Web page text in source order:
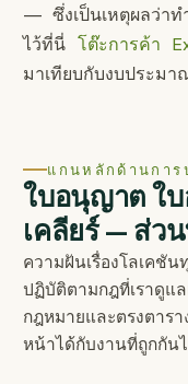
— ซึ่งเป็นเหตุผลว่าท
ไว้ที่นี่ โต๊ะการค้า
มาเทียบกับงบประม
แกนหลักด้านการ
ใบอนุญาต ใ
เคลียร์ — ส่ว
ความฝันเรื่องโลเคชั
ปฏิบัติตามกฎที่เราดูแ
กฎหมายและตรงตาร
หน้าได้กับงานที่ถูกกัน